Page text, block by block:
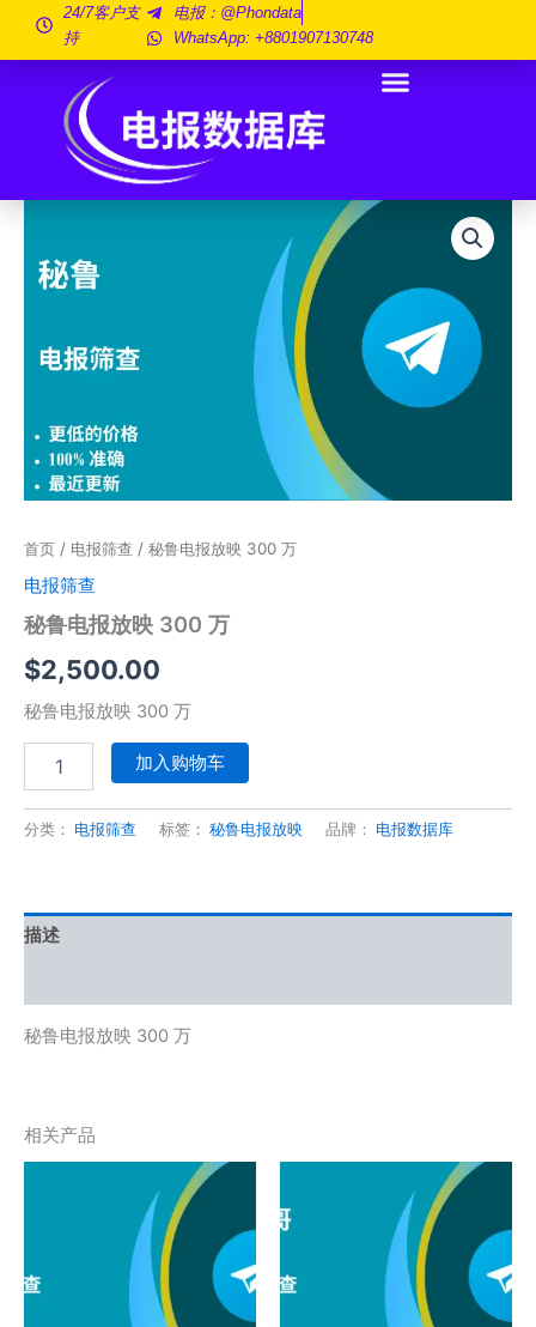
24/7客户支
持
电报：@phondata
WhatsApp: +8801907130748
首页 / 电报筛查 / 秘鲁电报放映 300 万
电报筛查
秘鲁电报放映 300 万
$2,500.00
秘鲁电报放映 300 万
电
报
300
加入购物车
分类： 电报筛查 标签： 秘鲁电报放映 品牌： 电报数据库
描述
秘鲁电报放映 300 万
相关产品